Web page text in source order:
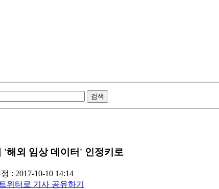
검색
'해외 임상 데이터' 인정키로
: 2017-10-10 14:14
트위터로 기사 공유하기